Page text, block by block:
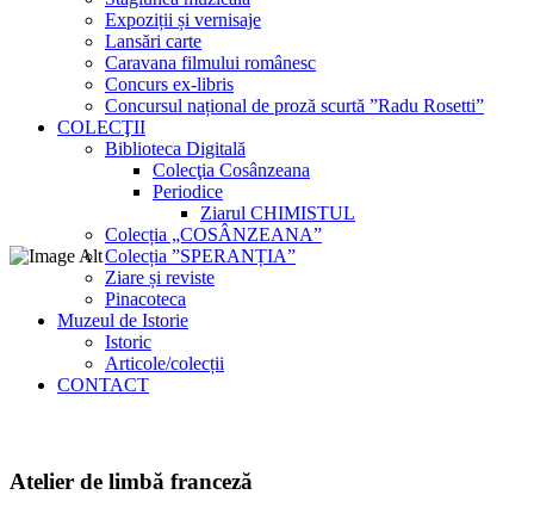
Expoziții și vernisaje
Lansări carte
Caravana filmului românesc
Concurs ex-libris
Concursul național de proză scurtă ”Radu Rosetti”
COLECŢII
Biblioteca Digitală
Colecţia Cosânzeana
Periodice
Ziarul CHIMISTUL
Colecția „COSÂNZEANA”
Colecția ”SPERANȚIA”
Ziare și reviste
Pinacoteca
Muzeul de Istorie
Istoric
Articole/colecții
CONTACT
Atelier de limbă franceză